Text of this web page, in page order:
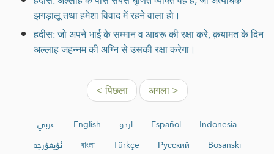
झगड़ालू तथा हमेशा विवाद में रहने वाला हो।
हदीस: जो अपने भाई के सम्मान व आबरू की रक्षा करे, क़यामत के दिन
अल्लाह जहन्नम की अग्नि से उसकी रक्षा करेगा।
< पिछला अगला >
عربي English اردو Español
Indonesia
ئۇيغۇرچە
বাংলা Türkçe Русский
Bosanski